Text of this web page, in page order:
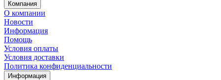
Компания
О компании
Новости
Информация
Помощь
Условия оплаты
Условия доставки
Политика конфиденциальности
Информация